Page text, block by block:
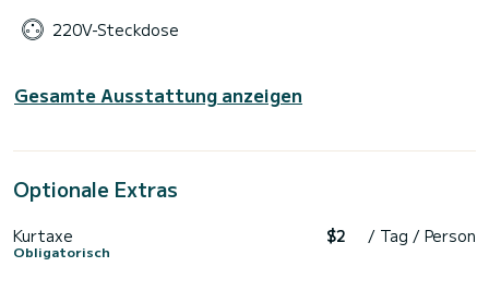
220V-Steckdose
Gesamte Ausstattung anzeigen
Optionale Extras
Kurtaxe
Obligatorisch
$2 / Tag / Person